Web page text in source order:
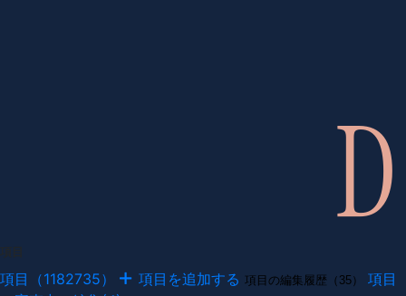
項目（1182735） 項目を追加する 項目の編集履歴（35）
項目